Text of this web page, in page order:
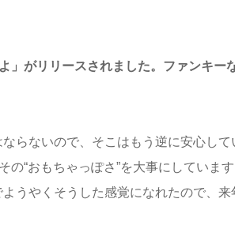
」がリリースされました。ファンキー
らないので、そこはもう逆に安心して
“おもちゃっぽさ”を大事にしています
うやくそうした感覚になれたので、来